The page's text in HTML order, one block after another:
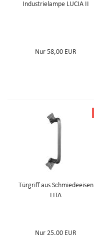
Industrielampe LUCIA II
Nur 58,00 EUR
Türgriff aus Schmiedeeisen
LITA
Nur 25,00 EUR